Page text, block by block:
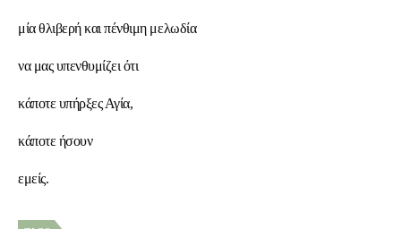
μία θλιβερή και πένθιμη μελωδία
να μας υπενθυμίζει ότι
κάποτε υπήρξες Αγία,
κάποτε ήσουν
εμείς.